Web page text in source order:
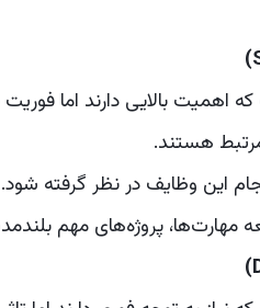
اهمیت بالایی دارند اما
هستند.
این وظایف در نظر گرفته شود.
مهارت‌ها، پروژه‌های مهم